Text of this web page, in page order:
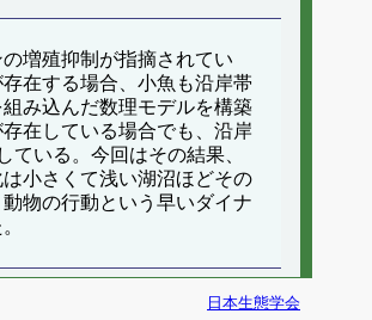
増殖抑制が指摘されてい
在する場合、小魚も沿岸帯
み込んだ数理モデルを構築
在している場合でも、沿岸
いる。今回はその結果、
小さくて浅い湖沼ほどその
物の行動という早いダイナ
日本生態学会